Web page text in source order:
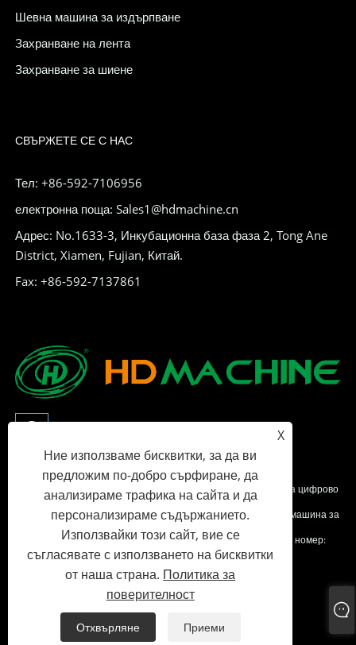
Шевна машина за издърпване
Захранване на лента
Захранване за шиене
СВЪРЖЕТЕ СЕ С НАС
Тел: +86-592-7106956
електронна поща: Sales1@hdmachine.cn
Адрес: No.1633-3, Инкубационна база фаза 2, Tong Ane
District, Xiamen, Fujian, Китай.
Fax: +86-592-7137861
Copyright © 2023 Xia Men HD Machine Co., Ltd - Устройство за цифрово
опъване, серия за шиене на вълшебна лента, Автоматична машина за
дозатор на етикети - всички права запазени.Регистрационен номер:
Sitemap RSS
XML
Политика за поверителност
X
Ние използваме бисквитки, за да ви
предложим по-добро сърфиране, да
анализираме трафика на сайта и да
персонализираме съдържанието.
Използвайки този сайт, вие се
съгласявате с използването на бисквитки
от наша страна. Политика за
поверителност
Отхвърляне Приеми